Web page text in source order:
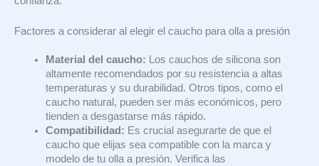
Factores a considerar al elegir el caucho para olla a presión
Material del caucho: Los cauchos de silicona son
altamente recomendados por su resistencia a altas
temperaturas y su durabilidad. Otros tipos, como el
caucho natural, pueden ser más económicos, pero
tienden a desgastarse más rápido.
Compatibilidad: Es crucial asegurarte de que el
caucho que elijas sea compatible con la marca y
modelo de tu olla a presión. Verifica las